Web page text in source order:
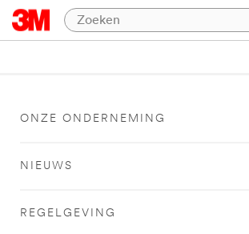
ONZE ONDERNEMING
NIEUWS
REGELGEVING